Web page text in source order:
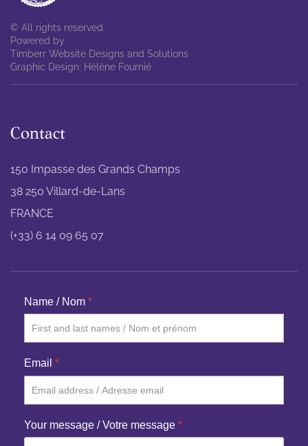
© All rights reserved.
Powered by
Timberr Website Designs and Solutions
Graphic Design: Hélène Fournié
Contact
150 Impasse des Grands Champs
38 250 Villard-de-Lans
FRANCE
(+33) 6 14 09 65 07
Name / Nom *
Email *
Your message / Votre message *